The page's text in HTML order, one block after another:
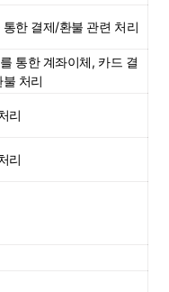
한 결제/환불 관련 처리
통한 계좌이체, 카드 결
처리
리
리